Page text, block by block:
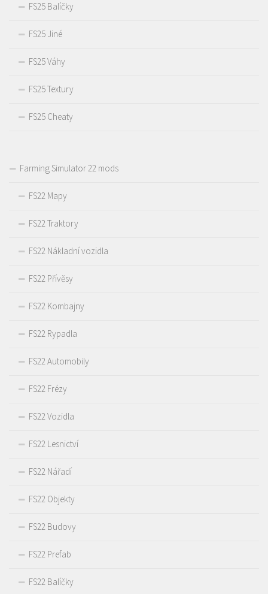
FS25 Balíčky
FS25 Jiné
FS25 Váhy
FS25 Textury
FS25 Cheaty
Farming Simulator 22 mods
FS22 Mapy
FS22 Traktory
FS22 Nákladní vozidla
FS22 Přívěsy
FS22 Kombajny
FS22 Rypadla
FS22 Automobily
FS22 Frézy
FS22 Vozidla
FS22 Lesnictví
FS22 Nářadí
FS22 Objekty
FS22 Budovy
FS22 Prefab
FS22 Balíčky